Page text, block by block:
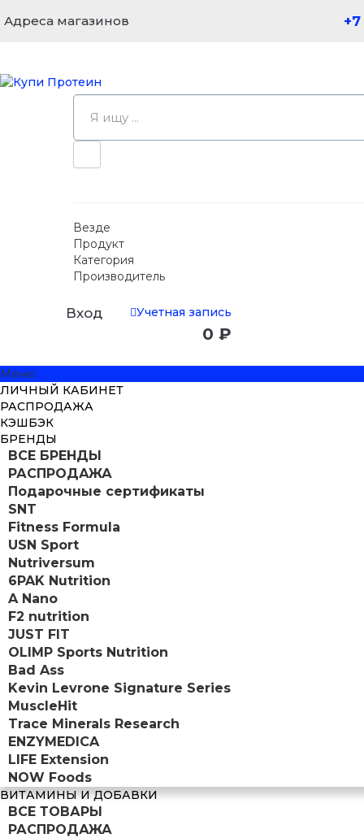
Адреса магазинов
Везде
Продукт
Категория
Производитель
Вход Учетная запись
0 ₽
Меню
ЛИЧНЫЙ КАБИНЕТ
РАСПРОДАЖА
КЭШБЭК
БРЕНДЫ
ВСЕ БРЕНДЫ
РАСПРОДАЖА
Подарочные сертификаты
SNT
Fitness Formula
USN Sport
Nutriversum
6PAK Nutrition
A Nano
F2 nutrition
JUST FIT
OLIMP Sports Nutrition
Bad Ass
Kevin Levrone Signature Series
MuscleHit
Trace Minerals Research
ENZYMEDICA
LIFE Extension
NOW Foods
ВИТАМИНЫ И ДОБАВКИ
ВСЕ ТОВАРЫ
РАСПРОДАЖА